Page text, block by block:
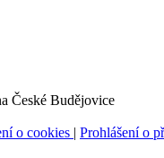
České Budějovice
o cookies | Prohlášení o